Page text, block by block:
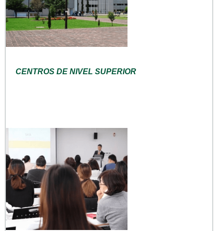
CENTROS DE NIVEL SUPERIOR